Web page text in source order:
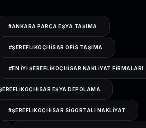
#ANKARA PARÇA EŞYA TAŞIMA
#ŞEREFLIKOÇHISAR OFIS TAŞIMA
#EN IYI ŞEREFLIKOÇHISAR NAKLIYAT FIRMALARI
EŞYA DEPOLAMA
#ŞEREFLIKOÇHISAR SIGORTALI NAKLIYAT